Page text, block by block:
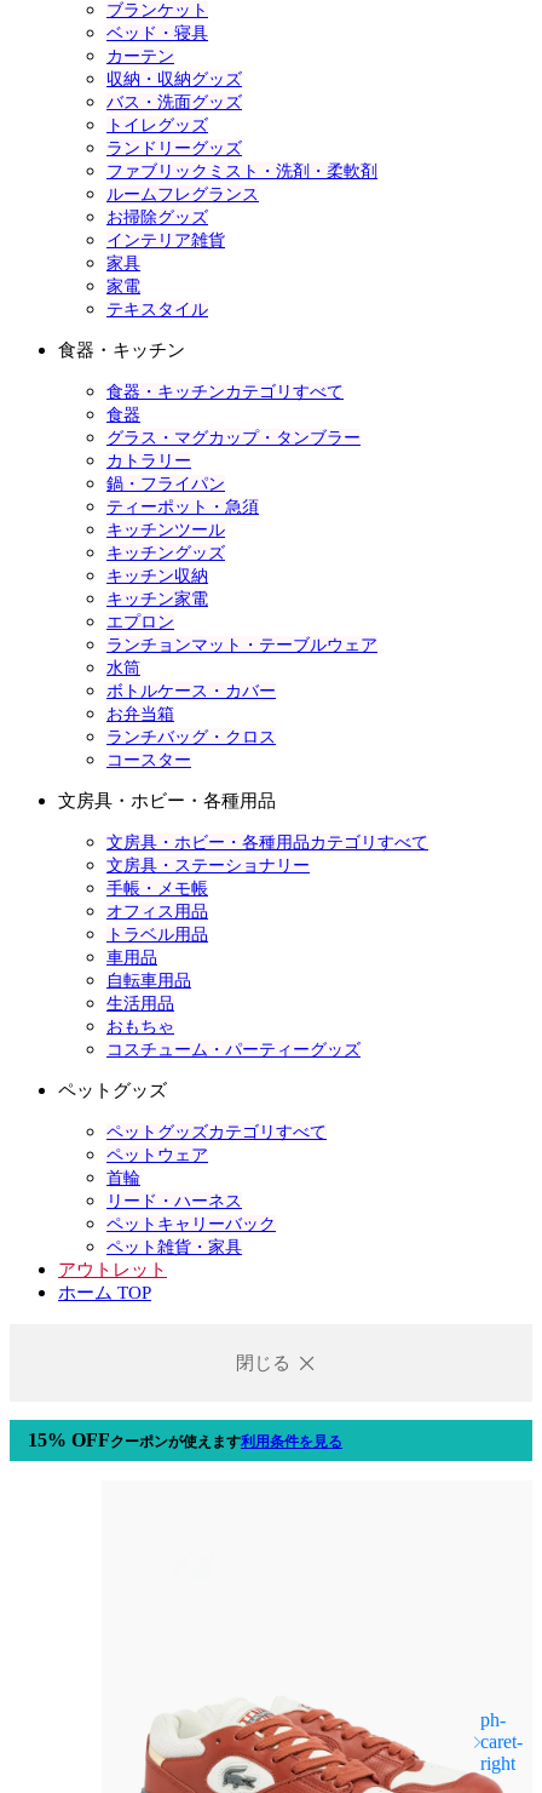
ブランケット
ベッド・寝具
カーテン
収納・収納グッズ
バス・洗面グッズ
トイレグッズ
ランドリーグッズ
ファブリックミスト・洗剤・柔軟剤
ルームフレグランス
お掃除グッズ
インテリア雑貨
家具
家電
テキスタイル
食器・キッチン
食器・キッチンカテゴリすべて
食器
グラス・マグカップ・タンブラー
カトラリー
鍋・フライパン
ティーポット・急須
キッチンツール
キッチングッズ
キッチン収納
キッチン家電
エプロン
ランチョンマット・テーブルウェア
水筒
ボトルケース・カバー
お弁当箱
ランチバッグ・クロス
コースター
文房具・ホビー・各種用品
文房具・ホビー・各種用品カテゴリすべて
文房具・ステーショナリー
手帳・メモ帳
オフィス用品
トラベル用品
車用品
自転車用品
生活用品
おもちゃ
コスチューム・パーティーグッズ
ペットグッズ
ペットグッズカテゴリすべて
ペットウェア
首輪
リード・ハーネス
ペットキャリーバック
ペット雑貨・家具
アウトレット
ホーム TOP
閉じる
15% OFFクーポンが使えます利用条件を見る